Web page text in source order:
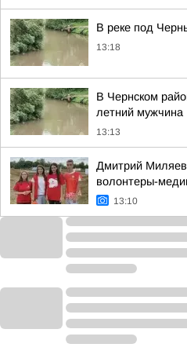
В реке под
13:18
В Чернском
летний мужчина
13:13
Дмитрий
волонтеры-
13:10